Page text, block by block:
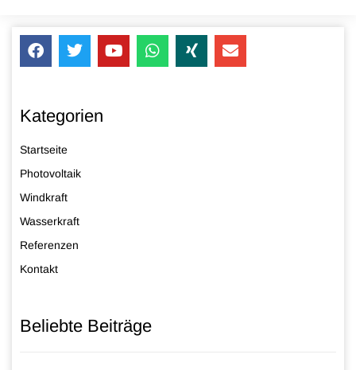
Kategorien
Startseite
Photovoltaik
Windkraft
Wasserkraft
Referenzen
Kontakt
Beliebte Beiträge